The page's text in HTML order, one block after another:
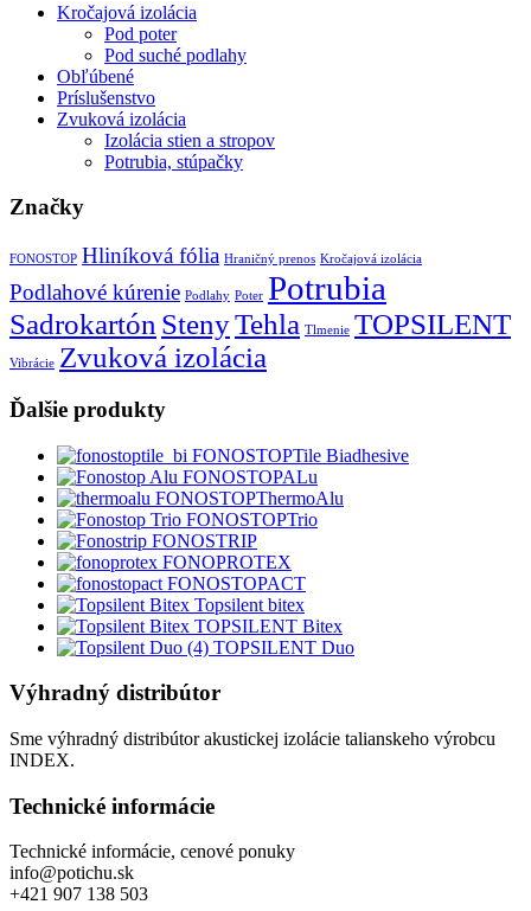
Kročajová izolácia
Pod poter
Pod suché podlahy
Obľúbené
Príslušenstvo
Zvuková izolácia
Izolácia stien a stropov
Potrubia, stúpačky
Značky
FONOSTOP Hliníková fólia Hraničný prenos Kročajová izolácia
Podlahové kúrenie Podlahy Poter Potrubia
Sadrokartón StenyTehla Tlmenie TOPSILENT
Vibrácie Zvuková izolácia
Ďalšie produkty
FONOSTOPTile Biadhesive
FONOSTOPALu
FONOSTOPThermoAlu
FONOSTOPTrio
FONOSTRIP
FONOPROTEX
FONOSTOPACT
Topsilent bitex
TOPSILENT Bitex
TOPSILENT Duo
Výhradný distribútor
Sme výhradný distribútor akustickej izolácie talianskeho výrobcu
INDEX.
Technické informácie
Technické informácie, cenové ponuky
info@potichu.sk
+421 907 138 503